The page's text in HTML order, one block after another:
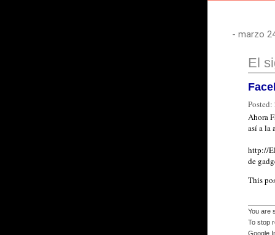
- marzo
El
Posted:
Ahora
así a la
http://
de
This
You are
To stop
Google